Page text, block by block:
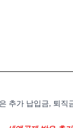
추가 납입금, 퇴